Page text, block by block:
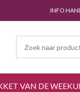
INFO
VAN DE WEEK